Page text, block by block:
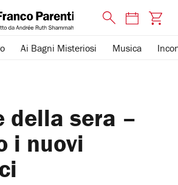
Ai Bagni Misteriosi Musica
della sera –
i nuovi